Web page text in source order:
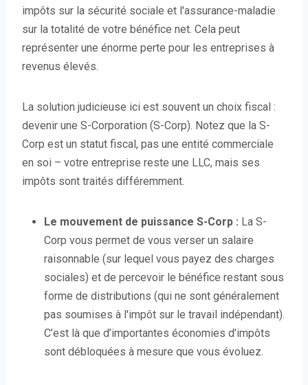
impôts sur la sécurité sociale et l'assurance-maladie
sur la totalité de votre bénéfice net. Cela peut
représenter une énorme perte pour les entreprises à
revenus élevés.
La solution judicieuse ici est souvent un choix fiscal :
devenir une S-Corporation (S-Corp). Notez que la S-
Corp est un statut fiscal, pas une entité commerciale
en soi – votre entreprise reste une LLC, mais ses
impôts sont traités différemment.
Le mouvement de puissance S-Corp : La S-
Corp vous permet de vous verser un salaire
raisonnable (sur lequel vous payez des charges
sociales) et de percevoir le bénéfice restant sous
forme de distributions (qui ne sont généralement
pas soumises à l'impôt sur le travail indépendant).
C’est là que d’importantes économies d’impôts
sont débloquées à mesure que vous évoluez.